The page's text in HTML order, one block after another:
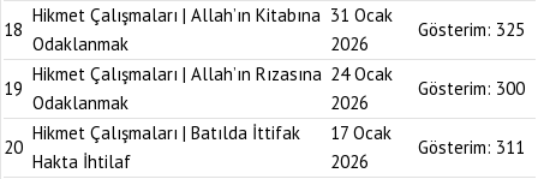
18
Hikmet Çalışmaları | Allah’ın Kitabına
Odaklanmak
31 Ocak
2026
Gösterim: 325
19
Hikmet Çalışmaları | Allah’ın Rızasına
Odaklanmak
24 Ocak
2026
Gösterim: 300
20
Hikmet Çalışmaları | Batılda İttifak
Hakta İhtilaf
17 Ocak
2026
Gösterim: 311